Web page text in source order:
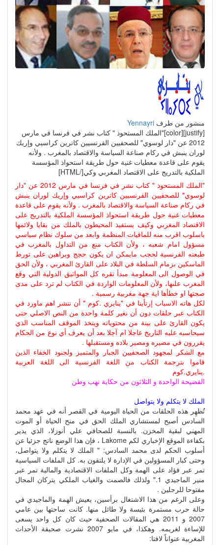
منشور من طرفYennayri
[justify][color]"الملك المستحوذ " كتاب نشر في فرنسا في مارس
2012 عن "دار لوسوي" للصحفيين الفرنسيين كاترين كراسيي وإريك
لوران ينبش في ركام صناعة السياسة والاقتصاد بالمغرب . ولأنه
يقوم على قاعدة معطيات غنية حول طريقة استحواذ المؤسسة
الملكية بالتدريج على الاقتصاد المغربي وكي[/HTML]
"الملك المستحوذ " كتاب نشر في فرنسا في مارس 2012 عن "دار
لوسوي" للصحفيين الفرنسيين كاترين كراسيي وإريك لوران ينبش
في ركام صناعة السياسة والاقتصاد بالمغرب . ولأنه يقوم على قاعدة
معطيات غنية حول طريقة استحواذ المؤسسة الملكية بالتدريج على
الاقتصاد المغربي وكيف يستفيذ المحيطون بالملك من بقايا ولائمها
باسلوب اقرب منه للمافيات المنظمة وابعد من سلوك نظام سياسي
مسؤول امام شعبه ، ولأن الكتاب منع من التداول بالمغرب في
طبعته الفرنسية لحجب مايمكن ان يكون حجج وبراهين على تورط
الماسكين بزمام السلطة في البلاد على القارئ المغربي ، ولأن الحق
في الوصول الى المعلومة مبدأ تقره كل المواثيق الدولية التي وقع
المغرب علىها، ولأن المعلومات الواردة في الكتاب لم ترد على مدى
صحتها او خطأها اية جهة مغربية رسمية .
لكل هاته الاسباب إرتأينا في "ينايري .كوم " أن ننشر اهم ماورد في
الكتاب عبر حلقات دون أن نغير كلمة واحدة من النص الاصلي حتى
يكون القارئ على بينة من محتوياته ويتخذ الموقف المناسب الذي
سيحاسبه عليه التاريخ عاجلا ام آجلا بعد أن يعرف أي نوع من الحكام
يقررون في مصيره ومصير بلاده ومستقبلها .
مع الشكر لمجهود الصحفيين الجبار والمتميز ولجنود الخفاء الذين
قاموا بترجمة الكتاب من اللغة الفرنسية الى اللغة العربية
.ينايري.كوم
الفضيحة الواحدة و الثلاثون من حكاية نهب وطن
الملك لا يتكلم ولا يتواصل
تُظهِر هذه الحلقات من الحياة اليومية في القصر أنه في عهد محمد
السادس أصبح لمستشاري الملك الحق في منح الحياة أو الموت
المهني لبقية المخزن. بالنسبة للصحافي علي أنوزلا، الذي يدير
بكفاءة الموقع الإخباري لكم Lakome ، فإن هذا الوضع ناتج جزئيا عن
أسلوب الحكم لدى محمد السادس: " الملك لا يتكلم ولا يتواصل،
وحتى كبار المسؤولين في الإدارة لا يلتقون به. كل الملفات السياسية
تمر عبر فؤاد على الهمة وكل الملفات الاقتصادية والمالية تمر عبر
منير الماجيدي 1." ولذلك فالصمت والغياب الملكي يتركان المجال
مفتوحا للرجلين .
وعلى الرغم من هذا الاشتغال برأسين، يعيش الهمة والماجيدي في
حالة حرب مستمرة بئيسة ولا طائل منها. كانت ساحتها بين عامي
2007 و 2011 هي المقالات الصحفية حيث كان كل واحد يسعى
للإساءة لغريمه. وهكذا، في مايو 2007 نشرت صحيفة الأحداث
المغربية عنواناً لافتا: